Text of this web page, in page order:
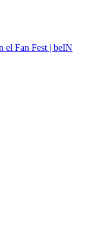
el Fan Fest | beIN